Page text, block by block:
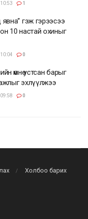
1
гэж гэрээсээ
10 настай охиныг
0
өмнө устсан барыг
эхлүүлжээ
0
Холбоо барих